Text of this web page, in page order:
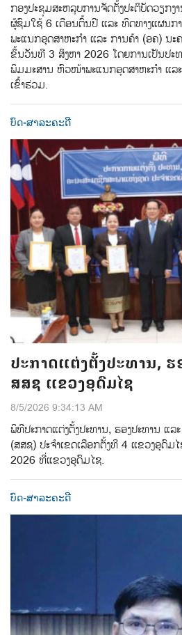
ກອງປະຊຸມສະຫລຸບການຈັດຕັ້ງປະຕິບັດວຽກງ
ຜູ້ຊົມໃຊ້ 6 ເດືອນຕົ້ນປີ ແລະ ທິດທາງແຜນກ
ພະແນກອຸດສາຫະກຳ ແລະ ການຄ້າ (ອຄ) ນ
ຂຶ້ນວັນທີ 3 ສິງຫາ 2026 ໂດຍການເປັນປະ
ພິມມະສານ ຫົວໜ້າພະແນກອຸດສາຫະກຳ ແລ
ເຂົ້າຮ່ວມ.
ບົດ-ສາລະຄະດີ
ປະກາດແຕ່ງຕັ້ງປະທານ,
ສສຊ ແຂວງອຸດົມໄຊ
8/5/2026 9:34:13 AM
ພິທີປະກາດແຕ່ງຕ້ັງປະທານ, ຮອງປະທານ ແລ
(ສສຊ) ປະຈຳເຂດເລືອກຕັ້ງທີ 4 ແຂວງອຸດົ
2026 ທີ່ແຂວງອຸດົມໄຊ.
ບົດ-ສາລະຄະດີ